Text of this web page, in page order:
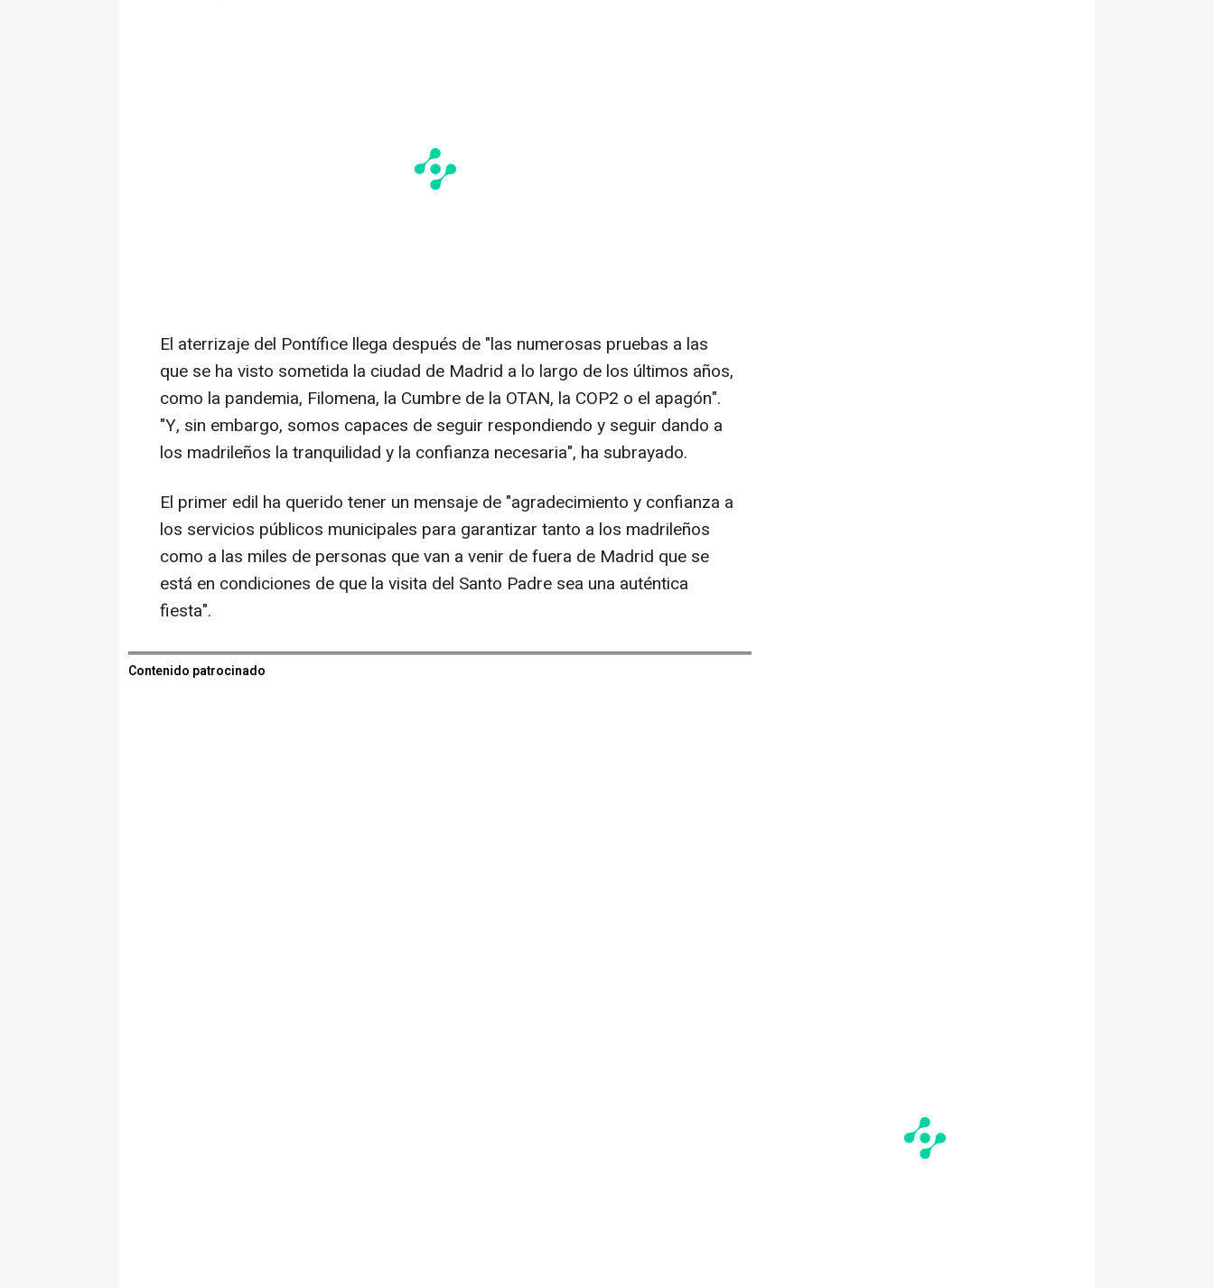
El aterrizaje del Pontífice llega después de "las numerosas pruebas a las
que se ha visto sometida la ciudad de Madrid a lo largo de los últimos años,
como la pandemia, Filomena, la Cumbre de la OTAN, la COP2 o el apagón".
"Y, sin embargo, somos capaces de seguir respondiendo y seguir dando a
los madrileños la tranquilidad y la confianza necesaria", ha subrayado.
El primer edil ha querido tener un mensaje de "agradecimiento y confianza a
los servicios públicos municipales para garantizar tanto a los madrileños
como a las miles de personas que van a venir de fuera de Madrid que se
está en condiciones de que la visita del Santo Padre sea una auténtica
fiesta".
Contenido patrocinado